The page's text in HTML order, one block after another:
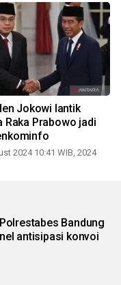
Jokowi lantik
Raka Prabowo jadi
2024 10:41 WIB, 2024
Bandung
antisipasi konvoi